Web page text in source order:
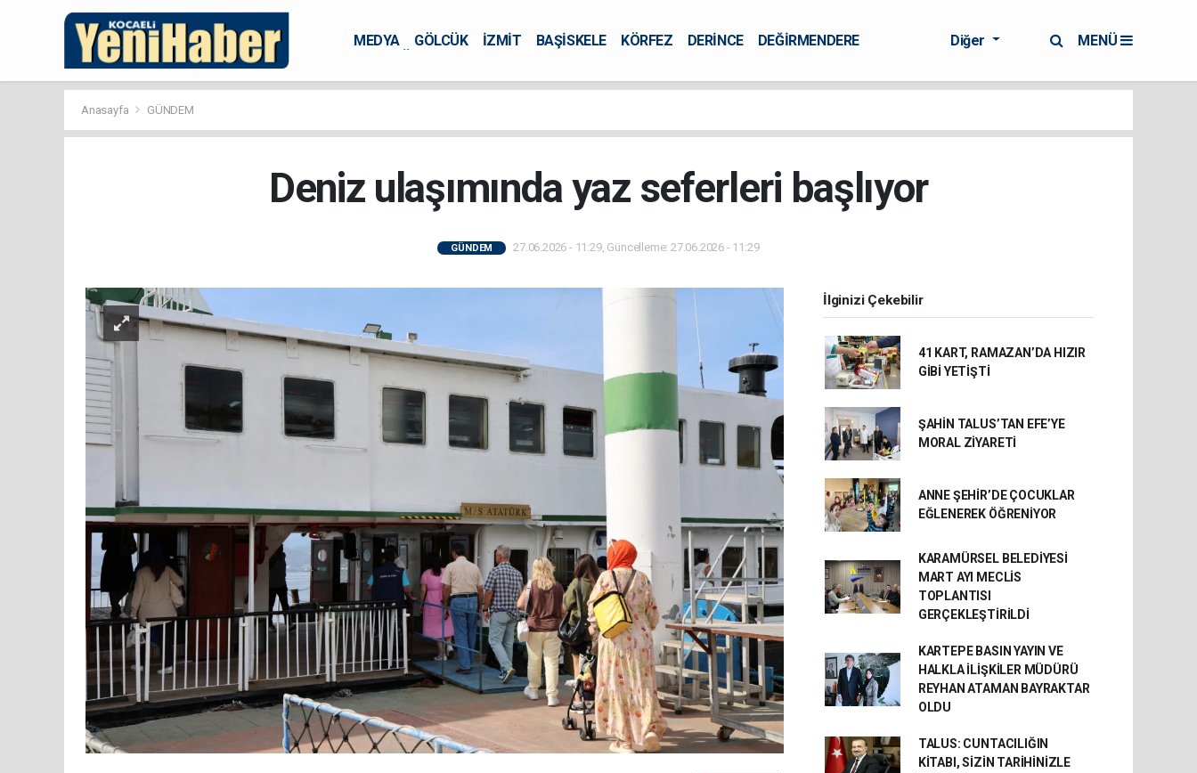
MEDYA GÖLCÜK İZMİT BAŞİSKELE KÖRFEZ DERİNCE
DEĞİRMENDERE
Diğer MENÜ
Anasayfa GÜNDEM
Deniz ulaşımında yaz seferleri başlıyor
GÜNDEM 27.06.2026 - 11:29, Güncelleme: 27.06.2026 - 11:29
İlginizi Çekebilir
41 KART, RAMAZAN’DA HIZIR
GİBİ YETİŞTİ
ŞAHİN TALUS’TAN EFE’YE
MORAL ZİYARETİ
ANNE ŞEHİR’DE ÇOCUKLAR
EĞLENEREK ÖĞRENİYOR
KARAMÜRSEL BELEDİYESİ
MART AYI MECLİS
TOPLANTISI
GERÇEKLEŞTİRİLDİ
KARTEPE BASIN YAYIN VE
HALKLA İLİŞKİLER MÜDÜRÜ
REYHAN ATAMAN BAYRAKTAR
OLDU
TALUS: CUNTACILIĞIN
KİTABI, SİZİN TARİHİNİZLE